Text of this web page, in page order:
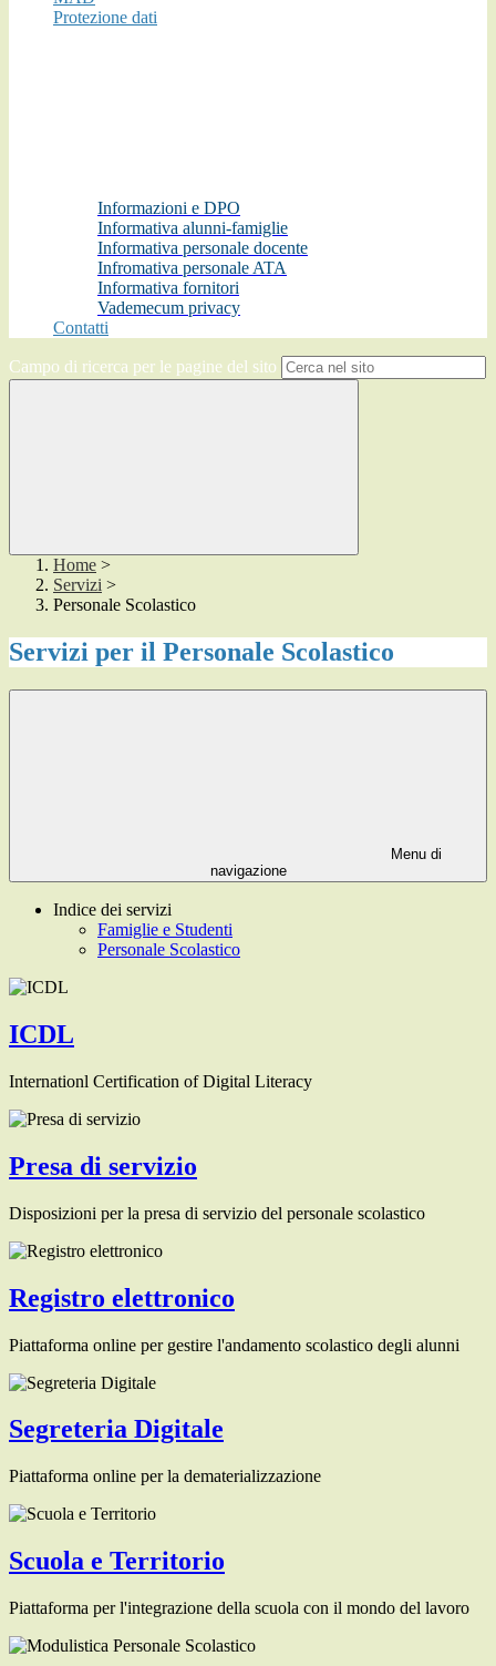
Protezione dati
Informazioni e DPO
Informativa alunni-famiglie
Informativa personale docente
Infromativa personale ATA
Informativa fornitori
Vademecum privacy
Contatti
Campo di ricerca per le pagine del sito
Home >
Servizi >
Personale Scolastico
Servizi per il Personale Scolastico
Menu di
navigazione
Indice dei servizi
Famiglie e Studenti
Personale Scolastico
ICDL
Internationl Certification of Digital Literacy
Presa di servizio
Disposizioni per la presa di servizio del personale scolastico
Registro elettronico
Piattaforma online per gestire l'andamento scolastico degli alunni
Segreteria Digitale
Piattaforma online per la dematerializzazione
Scuola e Territorio
Piattaforma per l'integrazione della scuola con il mondo del lavoro